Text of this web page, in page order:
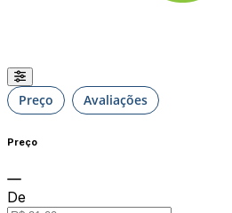
Preço Avaliações
Preço
De